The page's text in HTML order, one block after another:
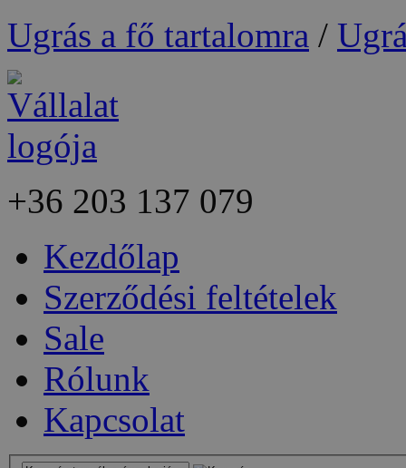
Ugrás a fő tartalomra /
+36 203 137 079
Kezdőlap
Szerződési feltételek
Sale
Rólunk
Kapcsolat